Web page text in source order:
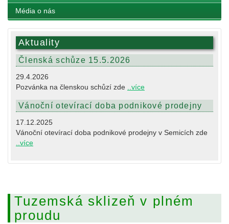
Média o nás
Aktuality
Členská schůze 15.5.2026
29.4.2026
Pozvánka na členskou schůzí zde
..více
Vánoční otevírací doba podnikové prodejny
17.12.2025
Vánoční otevírací doba podnikové prodejny v Semicích zde
..více
Tuzemská sklizeň v plném
proudu